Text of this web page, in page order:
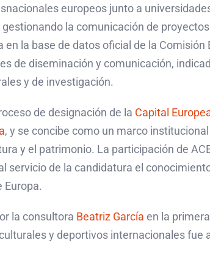
europeos junto a
la comunicación de
en la base de datos oficial de la Comisión
de diseminación y comunicación,
y de investigación.
de designación de la Capital
, y se concibe como un marco
y el patrimonio. La participación de
servicio de la candidatura el
la consultora Beatriz García en la
y deportivos internacionales fue